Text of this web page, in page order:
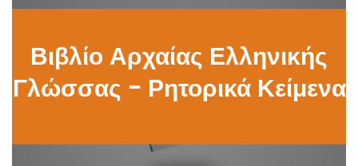
Βιβλίο Αρχαίας Ελληνικής
Γλώσσας - Ρητορικά Κείμενα